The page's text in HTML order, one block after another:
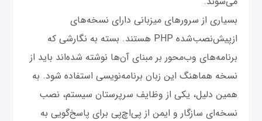
بسیاری از سرورهای میزبانی دارای نسخه‌های
ازپیش‌نصب‌شده PHP هستند. بسته به نگارشی که
برنامه‌های وب‌محور بر مبنای آن‌ها نوشته شده‌اند باید از
نسخه هماهنگ این زبان برنامه‌نویسی استفاده شود. به
همین دلیل، یکی از وظایف سرپرستان سیستم، نصب
نسخه‌ای سازگار و ایمن از پی‌اچ‌پی برای پاسخ‌گویی به